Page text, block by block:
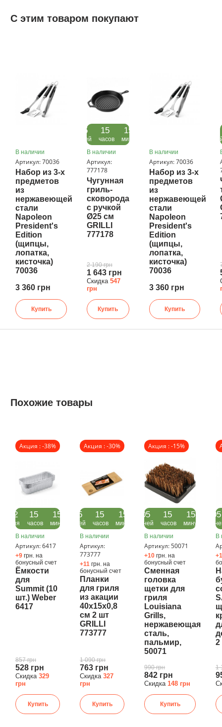
С этим товаром покупают
В наличии
Артикул: 70036
Набор из 3-х
предметов
из
нержавеющей
стали
Napoleon
President's
Edition
(щипцы,
лопатка,
кисточка)
70036
3 360 грн
Купить
05
дней
15
часов
15
минут
В наличии
Артикул:
777178
Чугунная
гриль-
сковорода
с ручкой
Ø25 см
GRILLI
777178
2 190 грн
1 643 грн
Скидка 547
грн
Купить
В наличии
Артикул: 70036
Набор из 3-х
предметов
из
нержавеющей
стали
Napoleon
President's
Edition
(щипцы,
лопатка,
кисточка)
70036
3 360 грн
Купить
Похожие товары
Акция : -38%
22
дня
15
часов
15
минут
В наличии
Артикул: 6417
+9грн. на
бонусный счет
Ёмкости
для
Summit (10
шт.) Weber
6417
857 грн
528 грн
Скидка329
грн
Купить
Акция : -30%
05
дней
15
часов
15
минут
В наличии
Артикул:
773777
+11грн. на
бонусный счет
Планки
для гриля
из акации
40x15x0,8
см 2 шт
GRILLI
773777
1 090 грн
763 грн
Скидка327
грн
Купить
Акция : -15%
05
дней
15
часов
15
минут
В наличии
Артикул: 50071
+10грн. на
бонусный счет
Сменная
головка
щетки для
гриля
Louisiana
Grills,
нержавеющая
сталь,
пальмир,
50071
990 грн
842 грн
Скидка148 грн
Купить
05
В
2
1